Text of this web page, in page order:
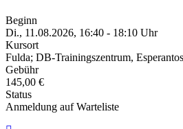
Beginn
Di., 11.08.2026, 16:40 - 18:10 Uhr
Kursort
Fulda; DB-Trainingszentrum,
Gebühr
145,00 €
Status
Anmeldung auf Warteliste